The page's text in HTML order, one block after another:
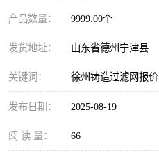
产品数量： 9999.00个
发货地址： 山东省德州宁津县
关键词： 徐州铸造过滤网报价
发布日期： 2025-08-19
阅 读 量： 66